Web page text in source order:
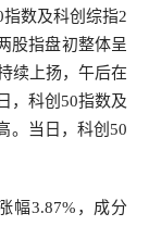
数及科创综指2
股指盘初整体呈
续上扬，午后在
，科创50指数及
。当日，科创50
幅3.87%，成分